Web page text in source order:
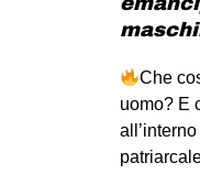
Che
uomo? E